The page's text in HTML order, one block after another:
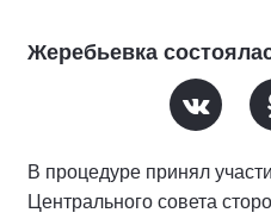
Жеребьевка
В процедуре принял
Центрального совета